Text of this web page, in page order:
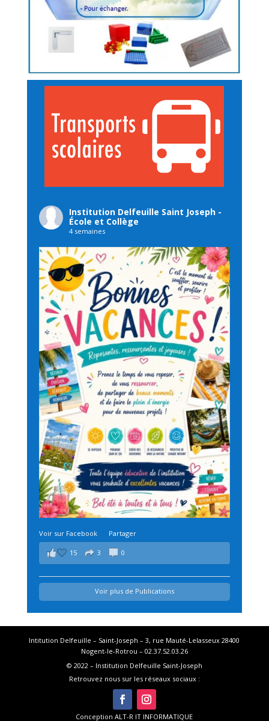
Institution Delfeuille Saint Joseph -
École et Collège
4 semaines
Voir sur Facebook · Partager
15 3 0
Voir plus de Publications
Intitution Delfeuille – Saint-Joseph – 3, rue Mauté-Lelasseux 28400
Nogent-le-Rotrou – 02.37.52.03.26
© 2022 – Institution Delfeuille Saint-Joseph
Retrouvez nous sur les réseaux sociaux :
Conception ALT-R IT INFORMATIQUE